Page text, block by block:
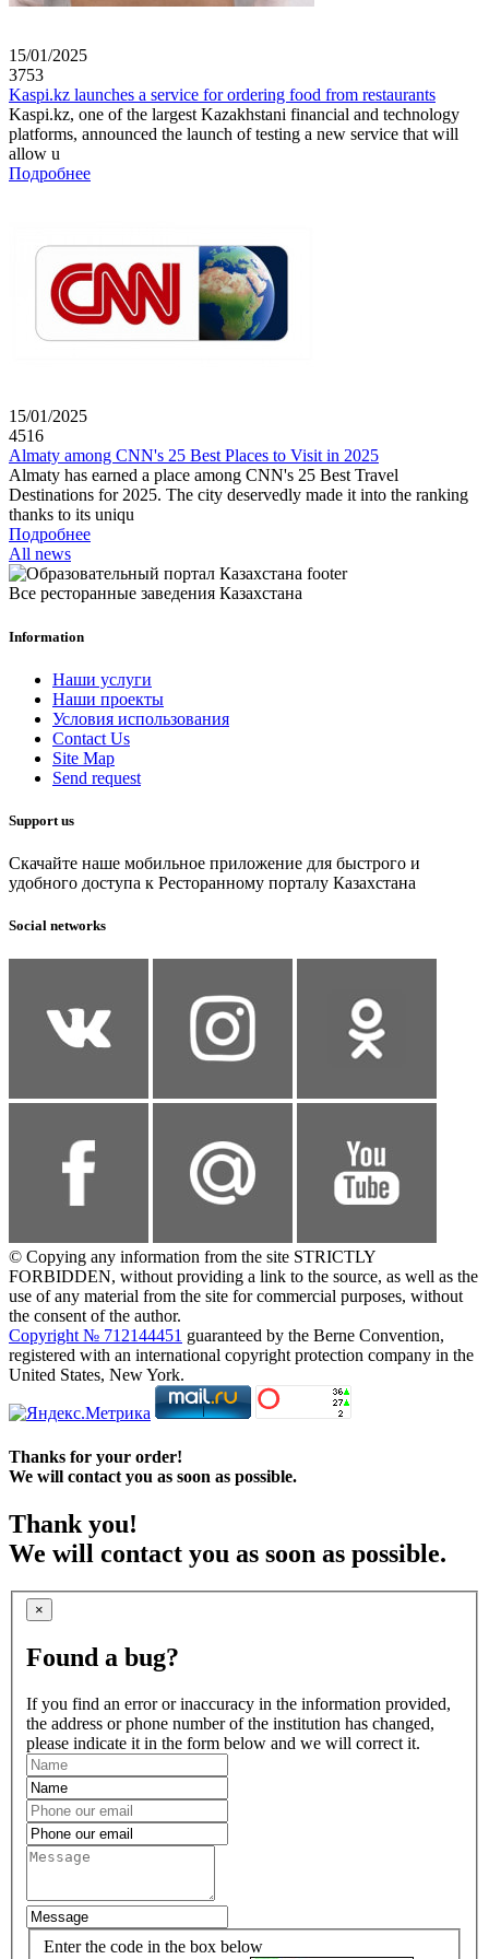
15/01/2025
3753
Kaspi.kz launches a service for ordering food from restaurants
Kaspi.kz, one of the largest Kazakhstani financial and technology
platforms, announced the launch of testing a new service that will
allow u
Подробнее
15/01/2025
4516
Almaty among CNN's 25 Best Places to Visit in 2025
Almaty has earned a place among CNN's 25 Best Travel
Destinations for 2025. The city deservedly made it into the ranking
thanks to its uniqu
Подробнее
All news
Все ресторанные заведения Казахстана
Information
Наши услуги
Наши проекты
Условия использования
Contact Us
Site Map
Send request
Support us
Скачайте наше мобильное приложение для быстрого и
удобного доступа к Ресторанному порталу Казахстана
Social networks
© Copying any information from the site STRICTLY
FORBIDDEN, without providing a link to the source, as well as the
use of any material from the site for commercial purposes, without
the consent of the author.
Copyright № 712144451 guaranteed by the Berne Convention,
registered with an international copyright protection company in the
United States, New York.
Thanks for your order!
We will contact you as soon as possible.
Thank you!
We will contact you as soon as possible.
×
Found a bug?
If you find an error or inaccuracy in the information provided,
the address or phone number of the institution has changed,
please indicate it in the form below and we will correct it.
Enter the code in the box below